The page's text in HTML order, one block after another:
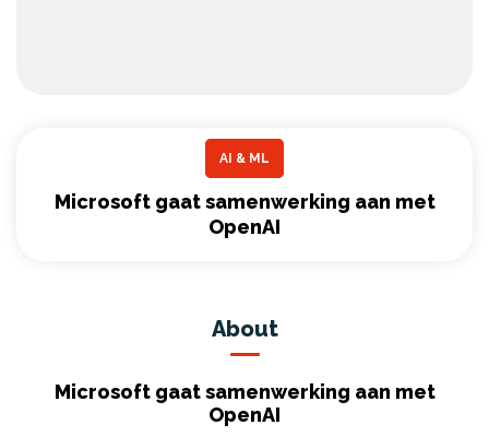
AI & ML
Microsoft gaat samenwerking aan met
OpenAI
About
Microsoft gaat samenwerking aan met
OpenAI